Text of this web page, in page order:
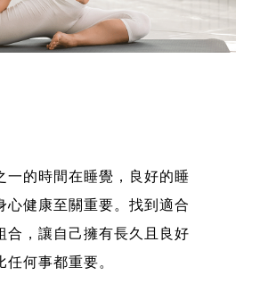
一的時間在睡覺，良好的睡
心健康至關重要。找到適合
合，讓自己擁有長久且良好
任何事都重要。